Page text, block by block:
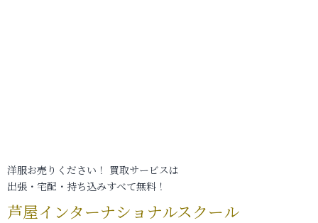
洋服お売りください！ 買取サービスは
出張・宅配・持ち込みすべて無料！
芦屋インターナショナルスクール